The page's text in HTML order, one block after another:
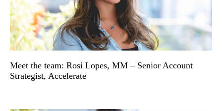
Meet the team: Rosi Lopes, MM – Senior Account
Strategist, Accelerate